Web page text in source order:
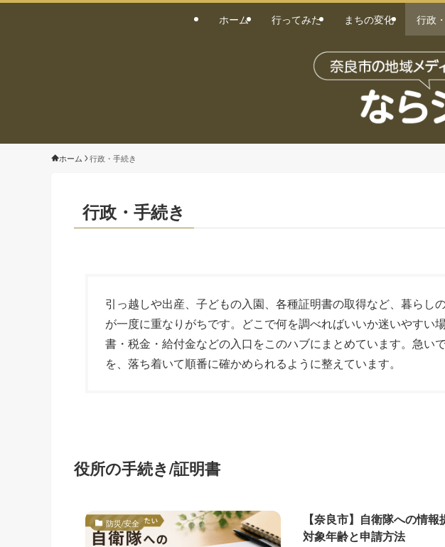
ホーム 行ってみた まちの変化 行政
ホーム 行政・手続き
行政・手続き
引っ越しや出産、子どもの入園、各種証明書の取得など、暮らし
が一度に重なりがちです。どこで何を調べればいいか迷いやすい
書・税金・給付金などの入口をこのハブにまとめています。急い
を、落ち着いて順番に確かめられるように整えています。
役所の手続き/証明書
防災/安全
【奈良市】自衛隊への情
対象年齢と申請方法